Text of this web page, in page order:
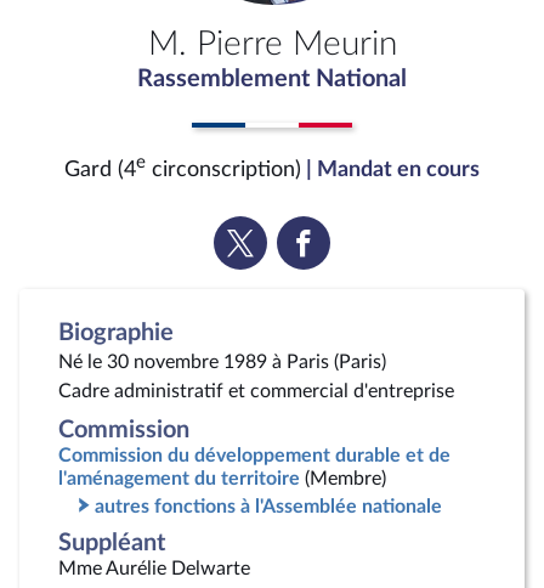
M. Pierre Meurin
Rassemblement National
Gard (4e circonscription) | Mandat en cours
Voir
la
Voir
la
Biographie
Né le 30 novembre 1989 à Paris (Paris)
Cadre administratif et commercial d'entreprise
Commission
Commission du développement durable et de
l'aménagement du territoire (Membre)
autres fonctions à l'Assemblée nationale
Suppléant
Mme Aurélie Delwarte